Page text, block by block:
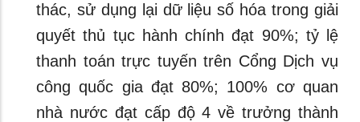
thác, sử dụng lại dữ liệu số hóa trong giải
quyết thủ tục hành chính đạt 90%; tỷ lệ
thanh toán trực tuyến trên Cổng Dịch vụ
công quốc gia đạt 80%; 100% cơ quan
nhà nước đạt cấp độ 4 về trưởng thành